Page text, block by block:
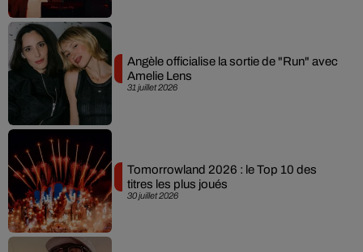
31 juillet 2026
Angèle officialise la sortie de "Run" avec
Amelie Lens
30 juillet 2026
Tomorrowland 2026 : le Top 10 des
titres les plus joués